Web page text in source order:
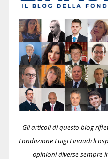
Gli articoli di questo blog
Fondazione Luigi Einaudi li
opinioni diverse sempre